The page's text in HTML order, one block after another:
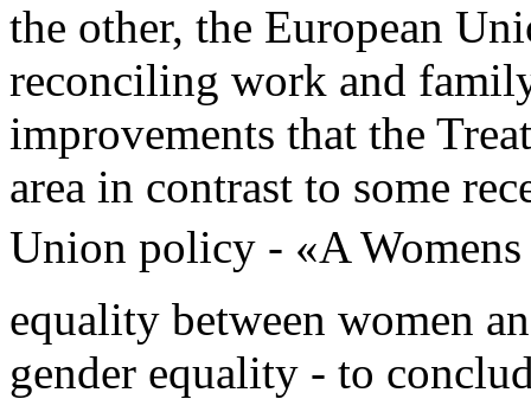
the other, the European
reconciling work and
improvements that the
area in contrast to some
Union policy - «A
equality between women
gender equality - to